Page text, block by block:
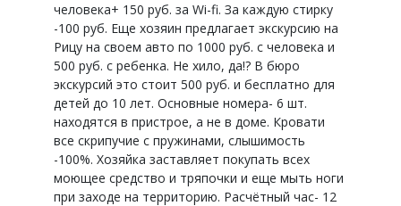
человека+ 150 руб. за Wi-fi. За каждую стирку
-100 руб. Еще хозяин предлагает экскурсию на
Рицу на своем авто по 1000 руб. с человека и
500 руб. с ребенка. Не хило, да!? В бюро
экскурсий это стоит 500 руб. и бесплатно для
детей до 10 лет. Основные номера- 6 шт.
находятся в пристрое, а не в доме. Кровати
все скрипучие с пружинами, слышимость
-100%. Хозяйка заставляет покупать всех
моющее средство и тряпочки и еще мыть ноги
при заходе на территорию. Расчётный час- 12